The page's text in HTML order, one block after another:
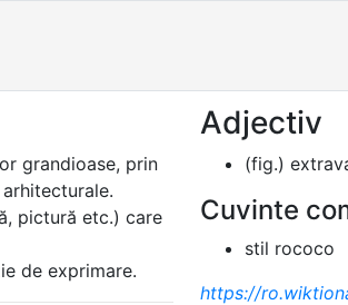
grandioase, prin
pictură etc.) care
de exprimare.
Adjectiv
(fig.)
Cuvinte
stil rococo
https://